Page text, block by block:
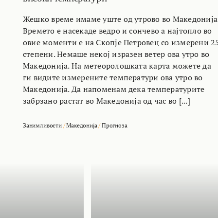
Жешко време имаме уште од утрово во
Времето е насекаде ведро и сончево а најтопло во
овие моменти е на Скопје Петровец со измерени
степени. Немаше некој изразен ветер ова утро во
Македонија. На метеоролошката карта можете да
ги видите измерените температури ова утро во
Македонија. Да напоменам дека температурите
забрзано растат во Македонија од час во [...]
Занимливости/Македонија /Прогноза